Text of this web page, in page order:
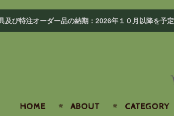
及び特注オーダー品の納期：2026年１０月以降を予定
HOME ABOUT CATEGORY